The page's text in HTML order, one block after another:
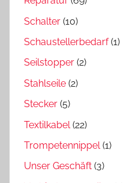
Schalter (10)
Schaustellerbedarf(1)
Seilstopper (2)
Stahlseile (2)
Stecker (5)
Textilkabel (22)
Trompetennippel(1)
Unser Geschäft (3)